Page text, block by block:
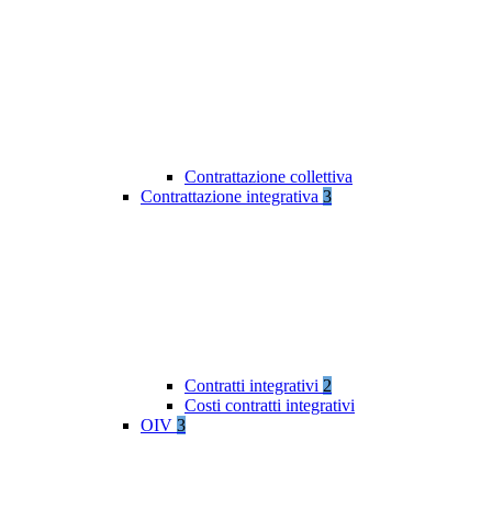
Contrattazione collettiva
Contrattazione integrativa 3
Contratti integrativi 2
Costi contratti integrativi
OIV 3